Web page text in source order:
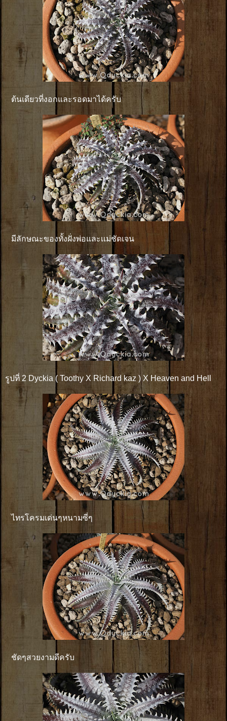
ต้นเดียวที่งอกและรอดมาได้ครับ
มีลักษณะของทั้งฝั่งพ่อและเเม่ชัดเจน
รูปที่ 2 Dyckia ( Toothy X Richard kaz ) X Heaven and Hell
ไทรโครมเด่นๆหนามซี่ๆ
ชัดๆสวยงามดีครับ